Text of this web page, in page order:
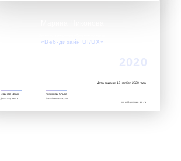
«Веб-дизайн UI/UX»‎
2020
Дата выдачи: 15 ноября 2020 года
www.it.avenue-pro.ru
Иванов Иван
Директор школы
Козякова Ольга
Преподаватель курса